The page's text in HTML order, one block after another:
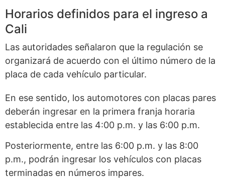
Horarios definidos para el ingreso a
Cali
Las autoridades señalaron que la regulación se
organizará de acuerdo con el último número de la
placa de cada vehículo particular.
En ese sentido, los automotores con placas pares
deberán ingresar en la primera franja horaria
establecida entre las 4:00 p.m. y las 6:00 p.m.
Posteriormente, entre las 6:00 p.m. y las 8:00
p.m., podrán ingresar los vehículos con placas
terminadas en números impares.